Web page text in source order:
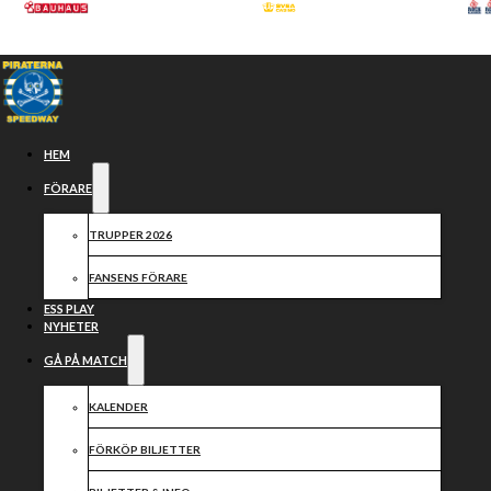
Hoppa till huvudinnehåll
HEM
FÖRARE
TRUPPER 2026
FANSENS FÖRARE
ESS PLAY
NYHETER
GÅ PÅ MATCH
KALENDER
FÖRKÖP BILJETTER
Häng med till